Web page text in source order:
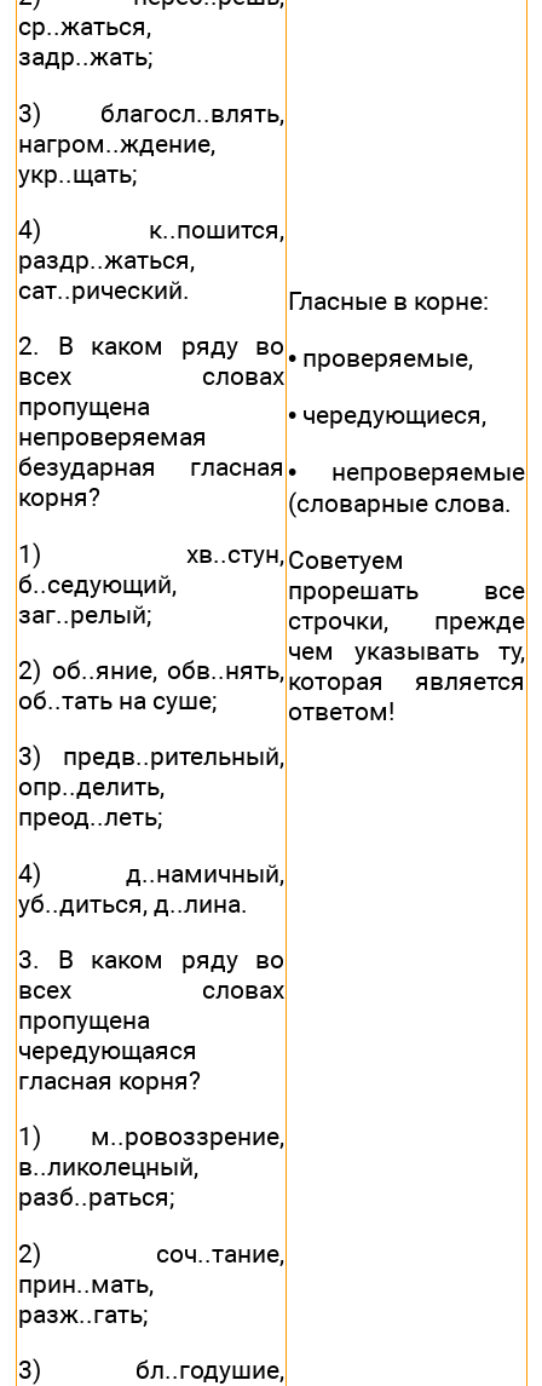
ср..жаться,
задр..жать;
3) благосл..влять,
нагром..ждение,
укр..щать;
4) к..пошится,
раздр..жаться,
сат..рический.
2. В каком ряду во
всех словах
пропущена
непроверяемая
безударная гласная
корня?
1) хв..стун,
б..седующий,
заг..релый;
2) об..яние, обв..нять,
об..тать на суше;
3) предв..рительный,
опр..делить,
преод..леть;
4) д..намичный,
уб..диться, д..лина.
3. В каком ряду во
всех словах
пропущена
чередующаяся
гласная корня?
1) м..ровоззрение,
в..ликолецный,
разб..раться;
2) соч..тание,
прин..мать,
разж..гать;
3) бл..годушие,
Гласные в корне:
• проверяемые,
• чередующиеся,
• непроверяемые
(словарные слова.
Советуем
прорешать все
строчки, прежде
чем указывать ту,
которая является
ответом!